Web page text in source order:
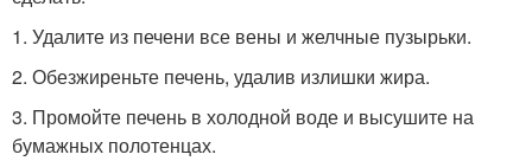
1. Удалите из печени все вены и желчные пузырьки.
2. Обезжиреньте печень, удалив излишки жира.
3. Промойте печень в холодной воде и высушите на
бумажных полотенцах.